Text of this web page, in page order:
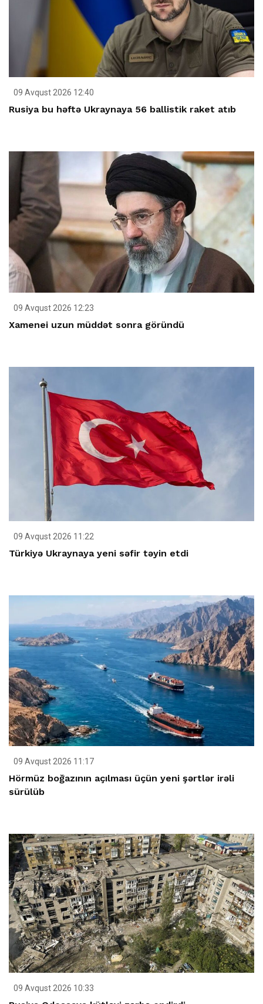
09 Avqust 2026 12:40
Rusiya bu həftə Ukraynaya 56 ballistik raket atıb
09 Avqust 2026 12:23
Xamenei uzun müddət sonra göründü
09 Avqust 2026 11:22
Türkiyə Ukraynaya yeni səfir təyin etdi
09 Avqust 2026 11:17
Hörmüz boğazının açılması üçün yeni şərtlər irəli
sürülüb
09 Avqust 2026 10:33